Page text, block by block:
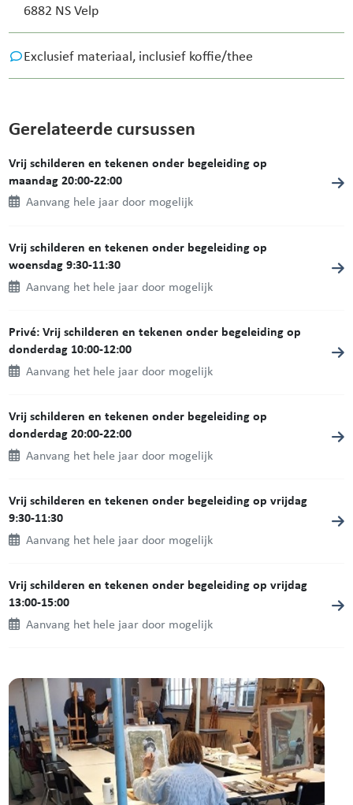
6882 NS Velp
Exclusief materiaal, inclusief koffie/thee
Gerelateerde cursussen
Vrij schilderen en tekenen onder begeleiding op
maandag 20:00-22:00
Aanvang hele jaar door mogelijk
Vrij schilderen en tekenen onder begeleiding op
woensdag 9:30-11:30
Aanvang het hele jaar door mogelijk
Privé: Vrij schilderen en tekenen onder begeleiding op
donderdag 10:00-12:00
Aanvang het hele jaar door mogelijk
Vrij schilderen en tekenen onder begeleiding op
donderdag 20:00-22:00
Aanvang het hele jaar door mogelijk
Vrij schilderen en tekenen onder begeleiding op vrijdag
9:30-11:30
Aanvang het hele jaar door mogelijk
Vrij schilderen en tekenen onder begeleiding op vrijdag
13:00-15:00
Aanvang het hele jaar door mogelijk